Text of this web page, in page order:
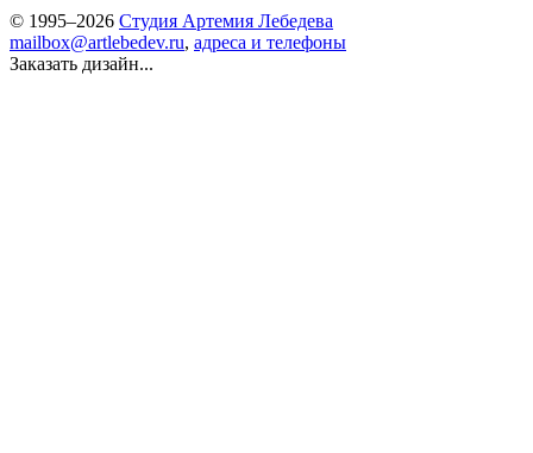
© 1995–2026 Студия Артемия Лебедева
mailbox@artlebedev.ru, адреса и телефоны
Заказать дизайн...